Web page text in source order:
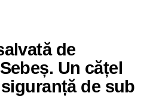
de
Un cățel
de sub